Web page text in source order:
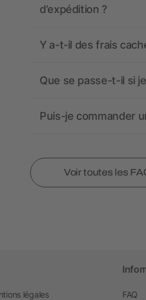
d’expédition ?
Y a-t-il des frais
Que se passe-t-il si
Puis-je commander
Voir toutes les
légales
FAQ